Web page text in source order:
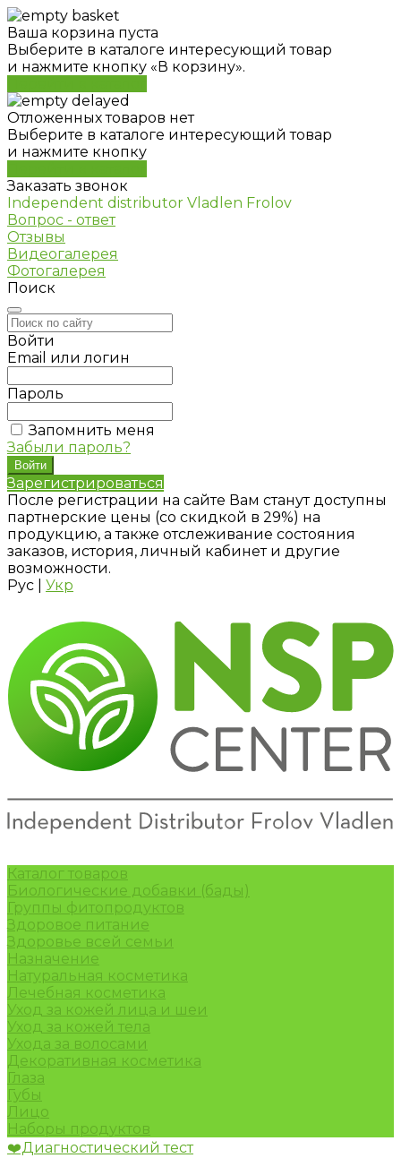
Ваша корзина пуста
Выберите в каталоге интересующий товар
и нажмите кнопку «В корзину».
Отложенных товаров нет
Выберите в каталоге интересующий товар
и нажмите кнопку
Заказать звонок
Independent distributor Vladlen Frolov
Вопрос - ответ
Отзывы
Видеогалерея
Фотогалерея
Поиск
Войти
Email или логин
Пароль
Запомнить меня
Забыли пароль?
Зарегистрироваться
После регистрации на сайте Вам станут доступны
партнерские цены (со скидкой в 29%) на
продукцию, а также отслеживание состояния
заказов, история, личный кабинет и другие
возможности.
Рус
Укр
Каталог товаров
Биологические добавки (бады)
Группы фитопродуктов
Здоровое питание
Здоровье всей семьи
Назначение
Натуральная косметика
Лечебная косметика
Уход за кожей лица и шеи
Уход за кожей тела
Ухода за волосами
Декоративная косметика
Глаза
Губы
Лицо
Наборы продуктов
❤️Диагностический тест